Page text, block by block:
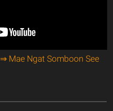
⇒ Mae Ngat Somboon See